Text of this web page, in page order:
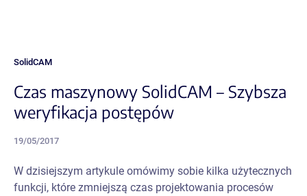
SolidCAM
Czas maszynowy SolidCAM – Szybsza
weryfikacja postępów
19/05/2017
W dzisiejszym artykule omówimy sobie kilka użytecznych
funkcji, które zmniejszą czas projektowania procesów